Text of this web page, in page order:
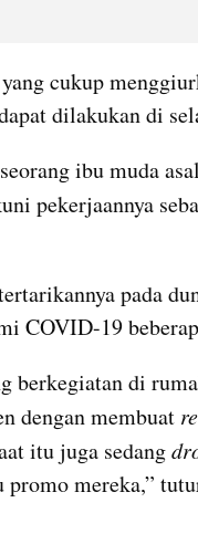
cukup
dilakukan di
ibu muda
pekerjaannya
pada
COVID-19
berkegiatan di
dengan membuat
itu juga sedang
mereka,”